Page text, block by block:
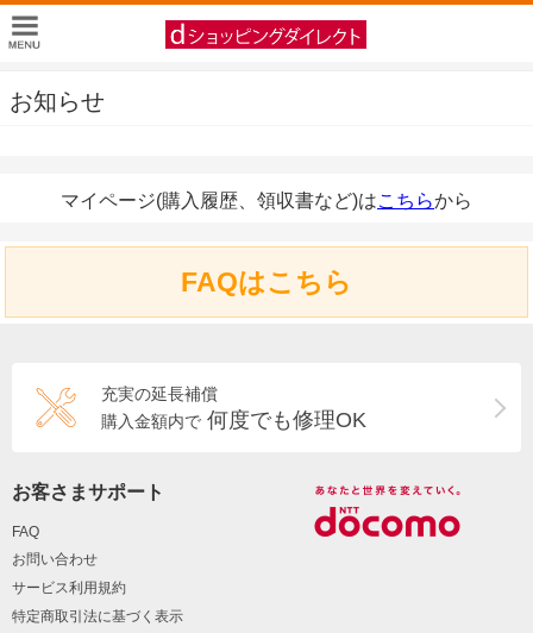
お知らせ
マイページ(購入履歴、領収書など)はこちらから
FAQはこちら
充実の延長補償
購入金額内で 何度でも修理OK
お客さまサポート
FAQ
お問い合わせ
サービス利用規約
特定商取引法に基づく表示